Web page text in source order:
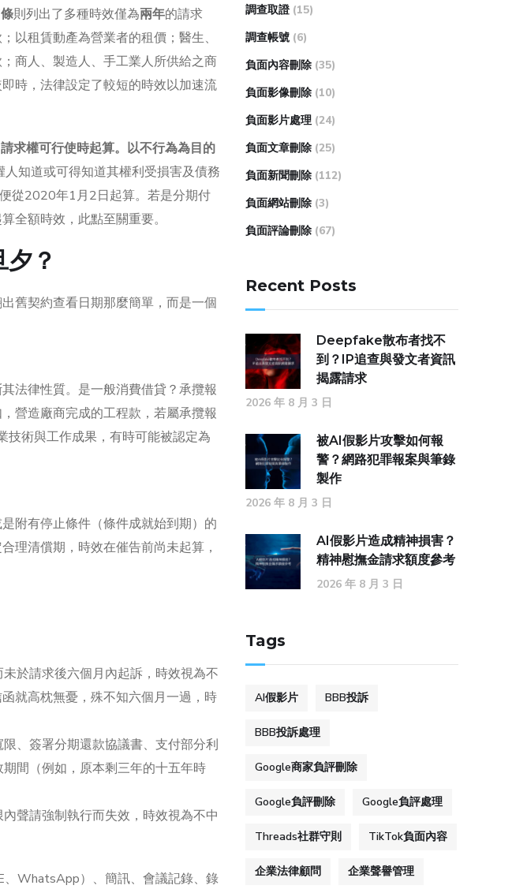
則列出了多種時效僅為兩年的請求
以租賃動產為營業者的租價；醫生、
商人、製造人、手工業人所供給之商
時，法律設定了較短的時效以加速流
求權可行使時起算。以不行為為目的
知道或可得知道其權利受損害及債務
從2020年1月2日起算。若是分期付
全額時效，此點至關重要。
？
舊契約查看日期那麼簡單，而是一個
法律性質。是一般消費借貸？承攬報
營造廠商完成的工程款，若屬承攬報
術與工作成果，有時可能被認定為
附有停止條件（條件成就始到期）的
理清償期，時效在催告前尚未起算，
於請求後六個月內起訴，時效視為不
就高枕無憂，殊不知六個月一過，時
、簽署分期還款協議書、支付部分利
間（例如，原本剩三年的十五年時
聲請強制執行而失效，時效視為不中
WhatsApp）、簡訊、會議記錄、錄
調查取證 (15)
調查帳號 (6)
負面內容刪除 (35)
負面影像刪除 (10)
負面影片處理 (24)
負面文章刪除 (25)
負面新聞刪除 (112)
負面網站刪除 (3)
負面評論刪除 (67)
Recent Posts
Deepfake散布者找不
到？IP追查與發文者資訊
揭露請求
2026 年 8 月 3 日
被AI假影片攻擊如何報
警？網路犯罪報案與筆錄
製作
2026 年 8 月 3 日
AI假影片造成精神損害？
精神慰撫金請求額度參考
2026 年 8 月 3 日
Tags
AI假影片 BBB投訴
BBB投訴處理
Google商家負評刪除
Google負評刪除 Google負評處理
Threads社群守則 TikTok負面內容
企業法律顧問 企業聲譽管理